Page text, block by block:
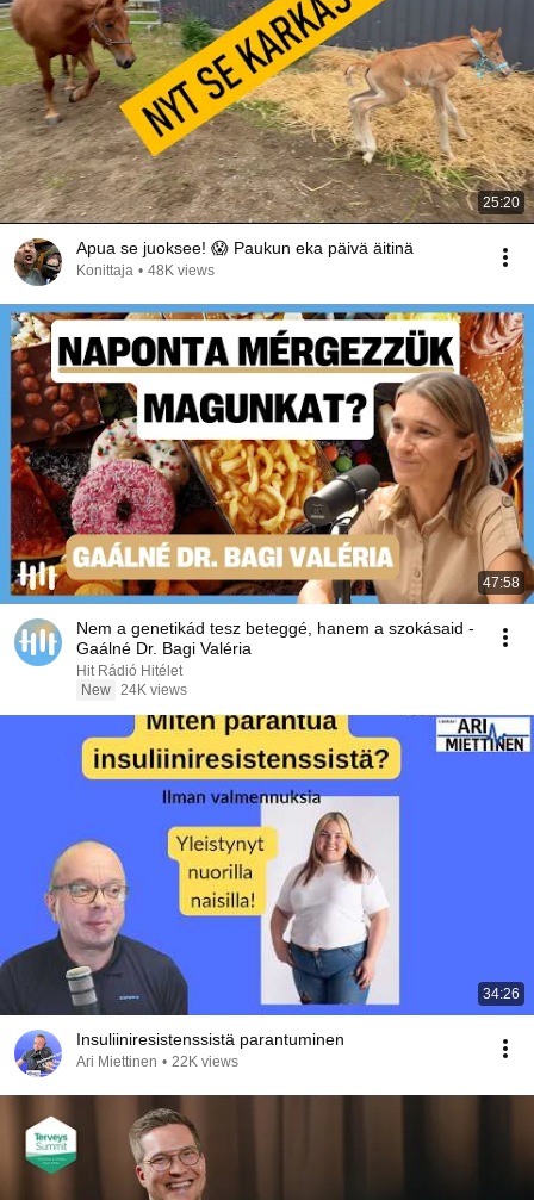
25:20
Apua se juoksee! 😱 Paukun eka päivä äitinä
Konittaja • 48K views
47:58
Nem a genetikád tesz beteggé, hanem a szokásaid -
Gaálné Dr. Bagi Valéria
Hit Rádió Hitélet
New 24K views
34:26
Insuliiniresistenssistä parantuminen
Ari Miettinen • 22K views